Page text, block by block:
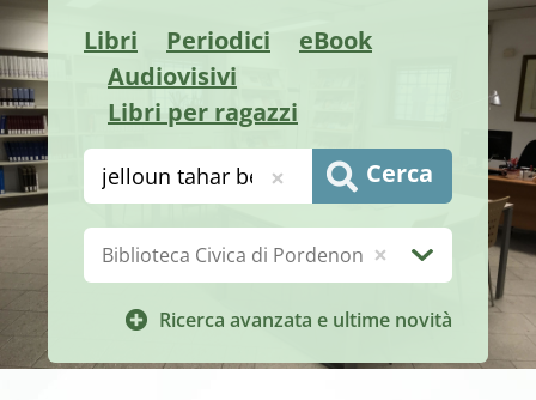
Libri Periodici
eBook
Audiovisivi
Libri per ragazzi
Cerca su "Catalogo" Cerca
Ricerca avanzata e ultime novità
Biblioteca: